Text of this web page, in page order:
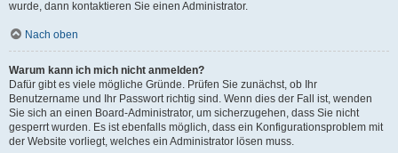
wurde, dann kontaktieren Sie einen Administrator.
Nach oben
Warum kann ich mich nicht anmelden?
Dafür gibt es viele mögliche Gründe. Prüfen Sie zunächst, ob Ihr
Benutzername und Ihr Passwort richtig sind. Wenn dies der Fall ist, wenden
Sie sich an einen Board-Administrator, um sicherzugehen, dass Sie nicht
gesperrt wurden. Es ist ebenfalls möglich, dass ein Konfigurationsproblem mit
der Website vorliegt, welches ein Administrator lösen muss.